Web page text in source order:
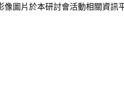
圖片於本研討會活動相關資訊